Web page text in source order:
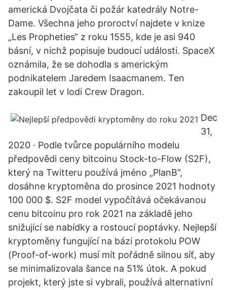
americká Dvojčata či požár katedrály Notre-
Dame. Všechna jeho proroctví najdete v knize
„Les Propheties“ z roku 1555, kde je asi 940
básní, v nichž popisuje budoucí události. SpaceX
oznámila, že se dohodla s americkým
podnikatelem Jaredem Isaacmanem. Ten
zakoupil let v lodi Crew Dragon.
Dec
31,
2020 · Podle tvůrce populárního modelu
předpovědi ceny bitcoinu Stock-to-Flow (S2F),
který na Twitteru používá jméno „PlanB“,
dosáhne kryptoměna do prosince 2021 hodnoty
100 000 $. S2F model vypočítává očekávanou
cenu bitcoinu pro rok 2021 na základě jeho
snižující se nabídky a rostoucí poptávky. Nejlepší
kryptoměny fungující na bázi protokolu POW
(Proof-of-work) musí mít pořádně silnou síť, aby
se minimalizovala šance na 51% útok. A pokud
projekt, který jste si vybrali, používá alternativní